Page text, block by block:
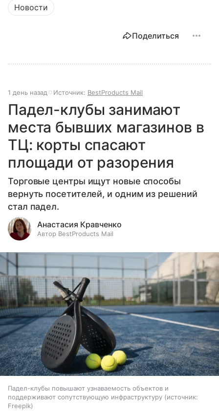
Новости
Поделиться
1 день назад Источник: BestProducts Mail
Падел-клубы занимают
места бывших магазинов в
ТЦ: корты спасают
площади от разорения
Торговые центры ищут новые способы
вернуть посетителей, и одним из решений
стал падел.
Анастасия Кравченко
Автор BestProducts Mail
Падел-клубы повышают узнаваемость объектов и
поддерживают сопутствующую инфраструктуру
источник:
Freepik